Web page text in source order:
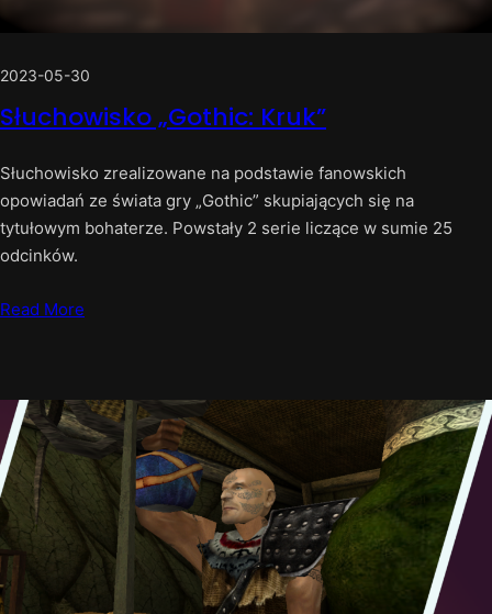
2023-05-30
Słuchowisko „Gothic: Kruk”
Słuchowisko zrealizowane na podstawie fanowskich
opowiadań ze świata gry „Gothic” skupiających się na
tytułowym bohaterze. Powstały 2 serie liczące w sumie 25
odcinków.
Read More